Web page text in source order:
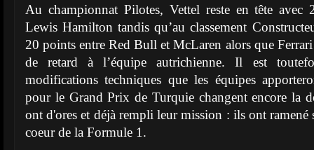
Au championnat Pilotes, Vettel reste en tête avec
Lewis Hamilton tandis qu’au classement
20 points entre Red Bull et McLaren alors que
de retard à l’équipe autrichienne. Il est
modifications techniques que les équipes
pour le Grand Prix de Turquie changent encore la
ont d'ores et déjà rempli leur mission : ils ont ramené
coeur de la Formule 1.